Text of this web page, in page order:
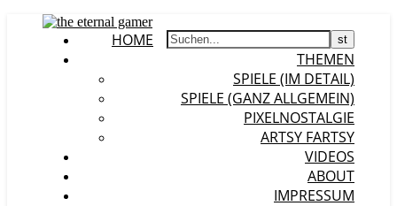
HOME
THEMEN
SPIELE (IM DETAIL)
SPIELE (GANZ ALLGEMEIN)
PIXELNOSTALGIE
ARTSY FARTSY
VIDEOS
ABOUT
IMPRESSUM